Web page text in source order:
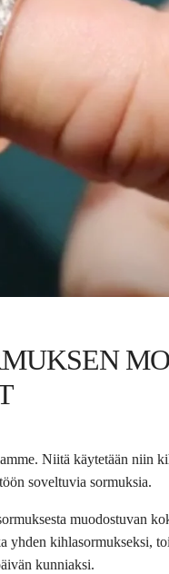
Niitä käytetään niin
soveltuvia sormuksia.
muodostuvan
yhden kihlasormukseksi,
kunniaksi.